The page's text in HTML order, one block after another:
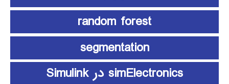
random forest
segmentation
simElectronics در Simulink